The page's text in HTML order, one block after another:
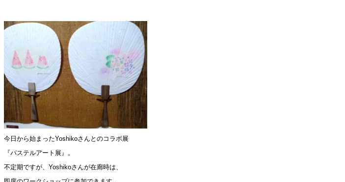
今日から始まったYoshikoさんとのコラボ展
『パステルアート展』。
不定期ですが、Yoshikoさんが在廊時は、